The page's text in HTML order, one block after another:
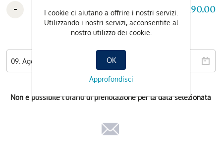
CHF 190.00
- +
Non e possibile l'orario di prenotazione per la data selezionata
I cookie ci aiutano a offrire i nostri servizi.
Utilizzando i nostri servizi, acconsentite al
nostro utilizzo dei cookie.
OK
Approfondisci